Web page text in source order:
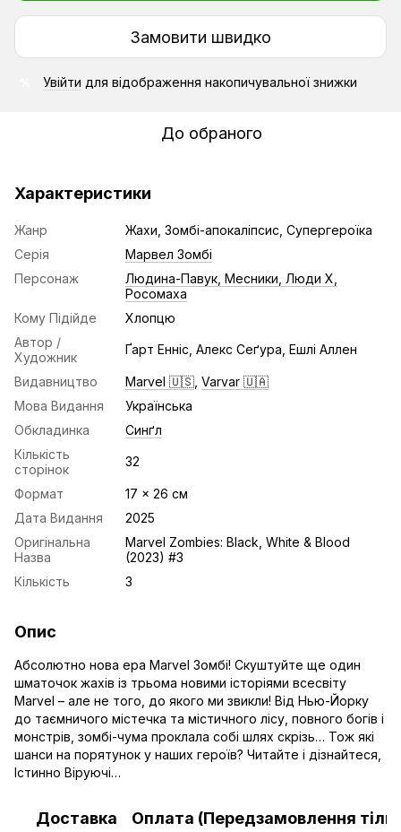
Замовити швидко
Увійти для відображення накопичувальної знижки
До обраного
Характеристики
Жанр
Жахи, Зомбі-апокаліпсис, Супергероїка
Серія
Марвел Зомбі
Персонаж
Людина-Павук, Месники, Люди Х,
Росомаха
Кому Підійде
Хлопцю
Автор /
Художник
Ґарт Енніс, Алекс Сеґура, Ешлі Аллен
Видавництво Marvel 🇺🇸 Varvar 🇺🇦
Мова Видання
Українська
Обкладинка
Синґл
Кількість
сторінок
32
Формат
17 x 26 см
Дата Видання
2025
Оригінальна
Назва
Marvel Zombies: Black, White & Blood
(2023) #3
Кількість
3
Опис
Абсолютно нова ера Marvel Зомбі! Скуштуйте ще один
шматочок жахів із трьома новими історіями всесвіту
Marvel – але не того, до якого ми звикли! Від Нью-Йорку
до таємничого містечка та містичного лісу, повного богів і
монстрів, зомбі-чума проклала собі шлях скрізь… Тож які
шанси на порятунок у наших героїв? Читайте і дізнайтеся,
Істинно Віруючі…
Доставка Оплата (Передзамовлення